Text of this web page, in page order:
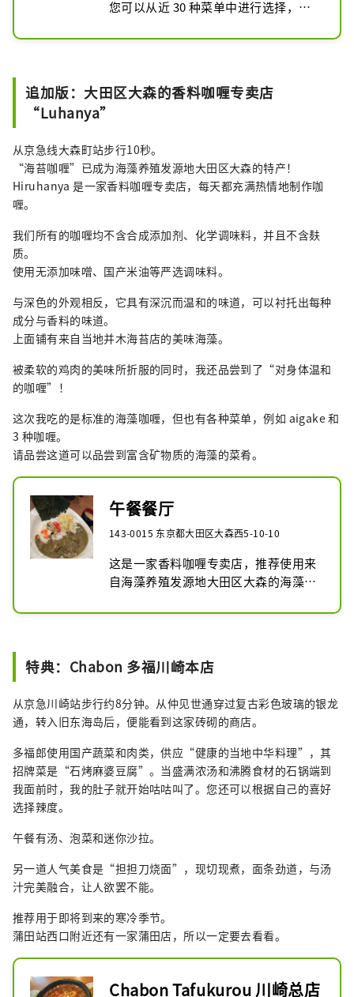
您可以从近 30 种菜单中进行选择，其
追加版：大田区大森的香料咖喱专卖店
“Luhanya”
从京急线大森町站步行10秒。
“海苔咖喱”已成为海藻养殖发源地大田区大森的特产！
Hiruhanya 是一家香料咖喱专卖店，每天都充满热情地制作咖
喱。
我们所有的咖喱均不含合成添加剂、化学调味料，并且不含麸
质。
使用无添加味噌、国产米油等严选调味料。
与深色的外观相反，它具有深沉而温和的味道，可以衬托出每种
成分与香料的味道。
上面铺有来自当地并木海苔店的美味海藻。
被柔软的鸡肉的美味所折服的同时，我还品尝到了“对身体温和
的咖喱”！
这次我吃的是标准的海藻咖喱，但也有各种菜单，例如 aigake 和
3 种咖喱。
请品尝这道可以品尝到富含矿物质的海藻的菜肴。
午餐餐厅
143-0015 东京都大田区大森西5-10-10
这是一家香料咖喱专卖店，推荐使用来
自海藻养殖发源地大田区大森的海藻制
不含合成添加剂、化学调味料，并且不
蓝藻、3种咖喱等多种菜品。
特典：Chabon 多福川崎本店
从京急川崎站步行约8分钟。从仲见世通穿过复古彩色玻璃的银龙
通，转入旧东海岛后，便能看到这家砖砌的商店。
多福郎使用国产蔬菜和肉类，供应“健康的当地中华料理”，其
招牌菜是“石烤麻婆豆腐”。当盛满浓汤和沸腾食材的石锅端到
我面前时，我的肚子就开始咕咕叫了。您还可以根据自己的喜好
选择辣度。
午餐有汤、泡菜和迷你沙拉。
另一道人气美食是“担担刀烧面”，现切现煮，面条劲道，与汤
汁完美融合，让人欲罢不能。
推荐用于即将到来的寒冷季节。
蒲田站西口附近还有一家蒲田店，所以一定要去看看。
Chabon Tafukurou 川崎总店